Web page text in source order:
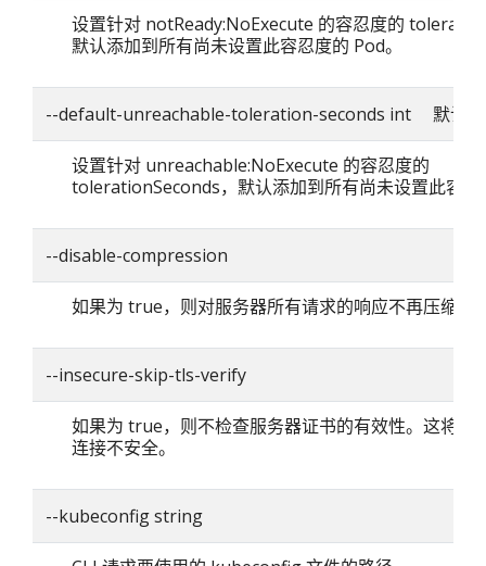
设置针对 notReady:NoExecute 的容忍度的
默认添加到所有尚未设置此容忍度的 Pod。
--default-unreachable-toleration-seconds int 默认值
设置针对 unreachable:NoExecute 的容忍度的
tolerationSeconds，默认添加到所有尚未设置此容忍
--disable-compression
如果为 true，则对服务器所有请求的响应不再压缩。
--insecure-skip-tls-verify
如果为 true，则不检查服务器证书的有效性。这将使
连接不安全。
--kubeconfig string